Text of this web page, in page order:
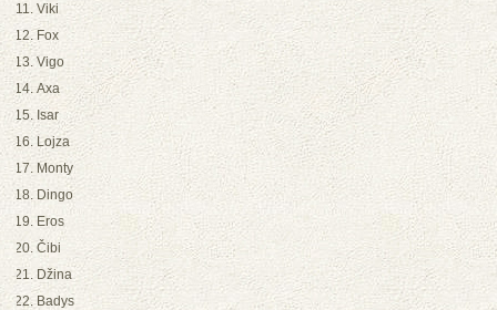
Viki
Fox
Vigo
Axa
Isar
Lojza
Monty
Dingo
Eros
Čibi
Džina
Badys